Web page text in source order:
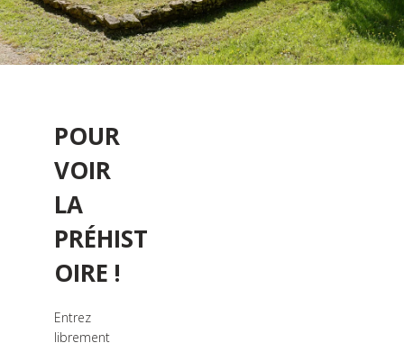
POUR
VOIR
LA
PRÉHIST
OIRE !
Entrez
librement